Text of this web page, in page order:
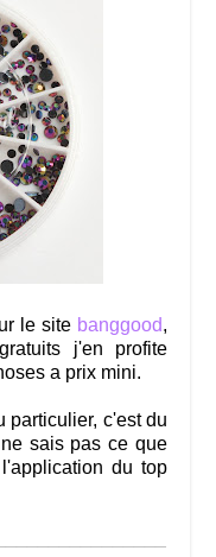
le site banggood,
j'en profite
a prix mini.
particulier, c'est du
sais pas ce que
du top